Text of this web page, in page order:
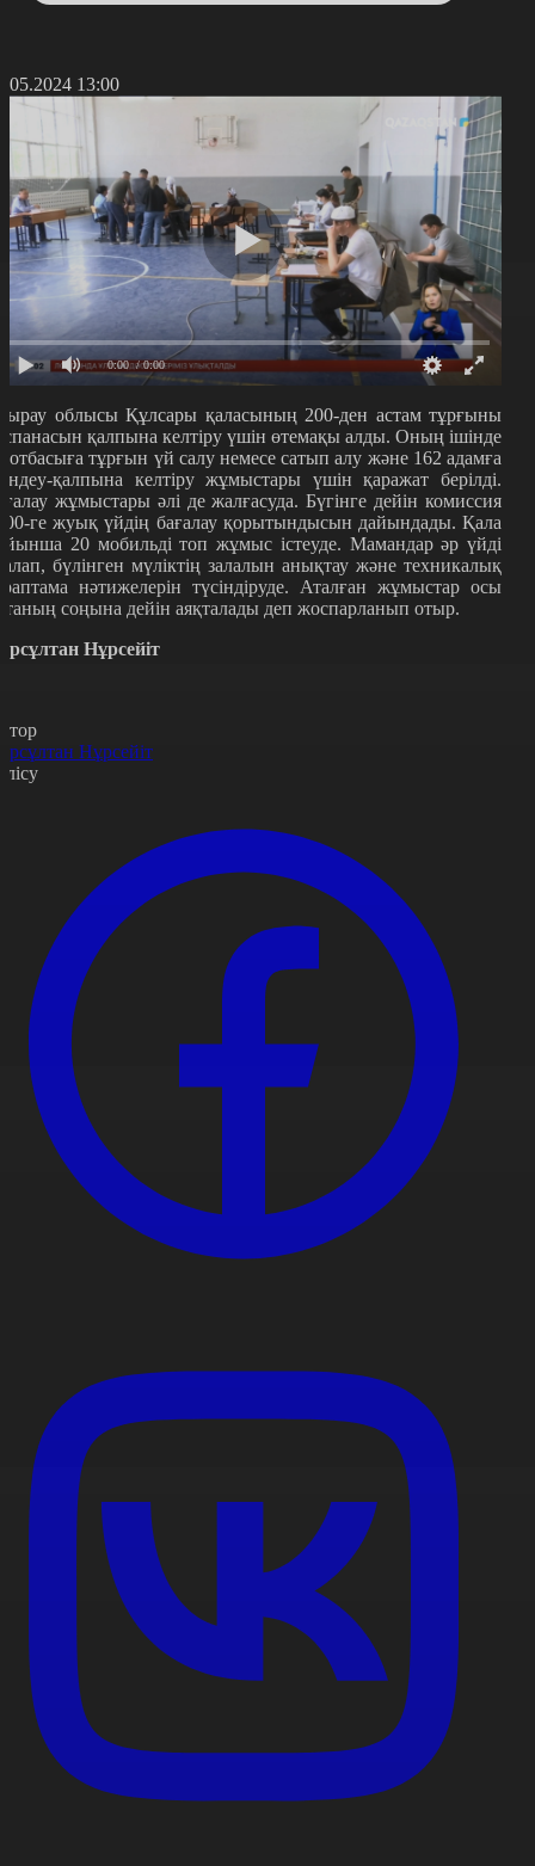
13:00
0:00 / 0:00
облысы Құлсары қаласының 200-ден астам тұрғыны
қалпына келтіру үшін өтемақы алды. Оның ішінде
отбасыға тұрғын үй салу немесе сатып алу және 162 адамға
қалпына келтіру жұмыстары үшін қаражат берілді.
жұмыстары әлі де жалғасуда. Бүгінге дейін комиссия
ге жуық үйдің бағалау қорытындысын дайындады. Қала
20 мобильді топ жұмыс істеуде. Мамандар әр үйді
бүлінген мүліктің залалын анықтау және техникалық
нәтижелерін түсіндіруде. Аталған жұмыстар осы
соңына дейін аяқталады деп жоспарланып отыр.
Нұрсейіт
Нұрсейіт